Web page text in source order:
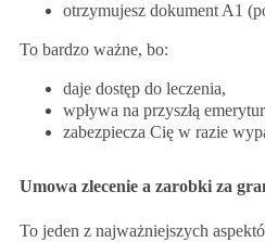
otrzymujesz dokument A1
To bardzo ważne, bo:
daje dostęp do leczenia,
wpływa na przyszłą
zabezpiecza Cię w razie
Umowa zlecenie a zarobki za
To jeden z najważniejszych